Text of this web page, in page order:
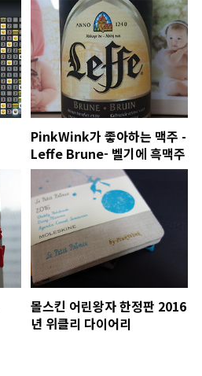
PinkWink가 좋아하는 맥주 -
Leffe Brune- 벨기에 흑맥주
몰스킨 어린왕자 한정판 2016
년 위클리 다이어리